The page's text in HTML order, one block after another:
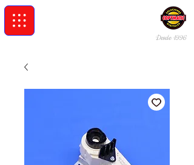
Desde 1996